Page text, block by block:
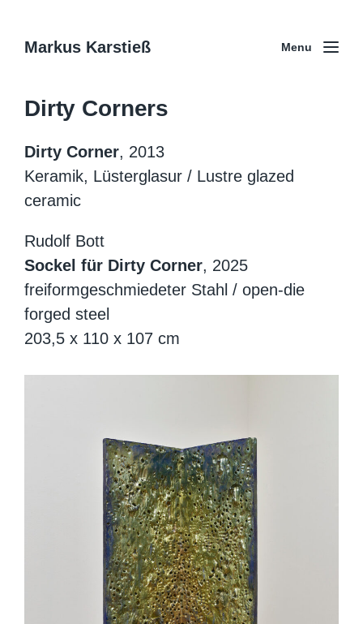
Markus Karstieß Menu
Dirty Corners
Dirty Corner, 2013
Keramik, Lüsterglasur / Lustre glazed
ceramic
Rudolf Bott
Sockel für Dirty Corner, 2025
freiformgeschmiedeter Stahl / open-die
forged steel
203,5 x 110 x 107 cm